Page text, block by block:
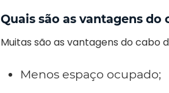
Quais são as vantagens
Muitas são as vantagens do cabo
Menos espaço ocupado;